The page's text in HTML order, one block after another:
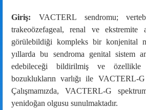
Giriş: VACTERL sendromu;
trakeoözefageal, renal ve ekstremite
görülebildiği kompleks bir konjenital
yıllarda bu sendroma genital sistem
edebileceği bildirilmiş ve
bozuklukların varlığı ile VACTERL-
Çalışmamızda, VACTERL-G
yenidoğan olgusu sunulmaktadır.